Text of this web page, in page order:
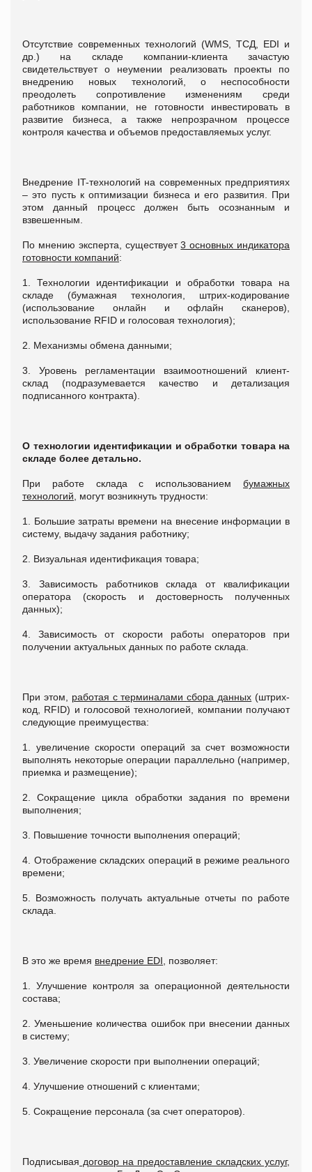
Отсутствие современных технологий (WMS, ТСД, EDI и
др.) на складе компании-клиента зачастую
свидетельствует о неумении реализовать проекты по
внедрению новых технологий, о неспособности
преодолеть сопротивление изменениям среди
работников компании, не готовности инвестировать в
развитие бизнеса, а также непрозрачном процессе
контроля качества и объемов предоставляемых услуг.
Внедрение IT-технологий на современных предприятиях
– это пусть к оптимизации бизнеса и его развития. При
этом данный процесс должен быть осознанным и
взвешенным.
По мнению эксперта, существует3 основных индикатора
готовности компаний:
1. Технологии идентификации и обработки товара на
складе (бумажная технология, штрих-кодирование
(использование онлайн и офлайн сканеров),
использование RFID и голосовая технология);
2. Механизмы обмена данными;
3. Уровень регламентации взаимоотношений клиент-
склад (подразумевается качество и детализация
подписанного контракта).
О технологии идентификации и обработки товара на
складе более детально.
При работе склада с использованием бумажных
технологий,
могут возникнуть трудности:
1. Большие затраты времени на внесение информации в
систему, выдачу задания работнику;
2. Визуальная идентификация товара;
3. Зависимость работников склада от квалификации
оператора (скорость и достоверность полученных
данных);
4. Зависимость от скорости работы операторов при
получении актуальных данных по работе склада.
При этом, работая с терминаламисбора данных (штрих-
код, RFID) и голосовой технологией, компании получают
следующие преимущества:
1. увеличение скорости операций за счет возможности
выполнять некоторые операции параллельно (например,
приемка и размещение);
2. Сокращение цикла обработки задания по времени
выполнения;
3. Повышение точности выполнения операций;
4. Отображение складских операций в режиме реального
времени;
5. Возможность получать актуальные отчеты по работе
склада.
В это же время внедрение EDI , позволяет:
1. Улучшение контроля за операционной деятельности
состава;
2. Уменьшение количества ошибок при внесении данных
в систему;
3. Увеличение скорости при выполнении операций;
4. Улучшение отношений с клиентами;
5. Сокращение персонала (за счет операторов).
Подписывая договор на предоставление складских услуг,